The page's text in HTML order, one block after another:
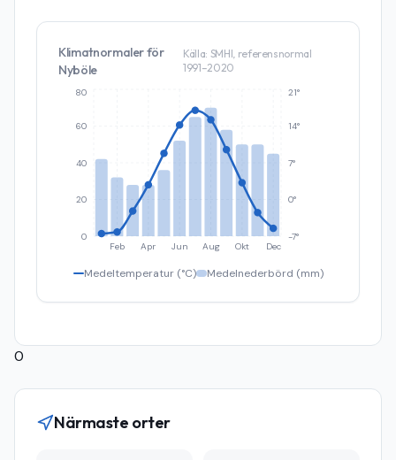
Klimatnormaler för
Nyböle
Källa: SMHI, referensnormal
1991–2020
Feb Apr Jun Aug Okt Dec
0
20
40
60
80
-7°
0°
7°
14°
21°
Medeltemperatur (°C) Medelnederbörd (mm)
0
Närmaste orter